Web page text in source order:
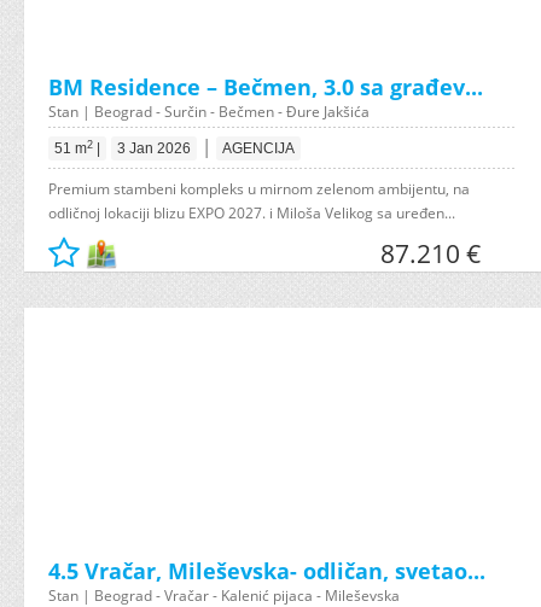
BM Residence – Bečmen, 3.0 sa građev...
Stan | Beograd - Surčin - Bečmen - Đure Jakšića
51 m2 3 Jan 2026 | AGENCIJA
Premium stambeni kompleks u mirnom zelenom ambijentu, na
odličnoj lokaciji blizu EXPO 2027. i Miloša Velikog sa uređen...
87.210 €
4.5 Vračar, Mileševska- odličan, svetao...
Stan | Beograd - Vračar - Kalenić pijaca - Mileševska